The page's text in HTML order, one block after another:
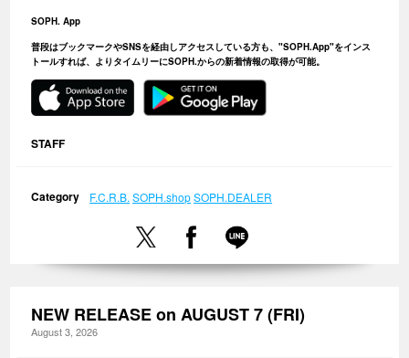
SOPH. App
普段はブックマークやSNSを経由しアクセスしている方も、"SOPH.App"をインス
トールすれば、よりタイムリーにSOPH.からの新着情報の取得が可能。
STAFF
Category F.C.R.B. SOPH.shopSOPH.DEALER
NEW RELEASE on AUGUST 7 (FRI)
August 3, 2026